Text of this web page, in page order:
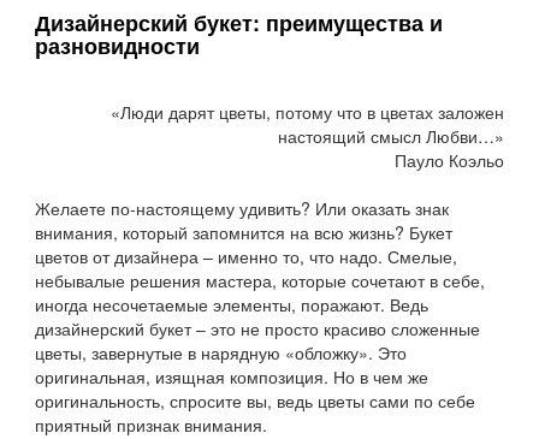
Дизайнерский букет: преимущества и
разновидности
«Люди дарят цветы, потому что в цветах заложен
настоящий смысл Любви…»
Пауло Коэльо
Желаете по-настоящему удивить? Или оказать знак
внимания, который запомнится на всю жизнь? Букет
цветов от дизайнера – именно то, что надо. Смелые,
небывалые решения мастера, которые сочетают в себе,
иногда несочетаемые элементы, поражают. Ведь
дизайнерский букет – это не просто красиво сложенные
цветы, завернутые в нарядную «обложку». Это
оригинальная, изящная композиция. Но в чем же
оригинальность, спросите вы, ведь цветы сами по себе
приятный признак внимания.